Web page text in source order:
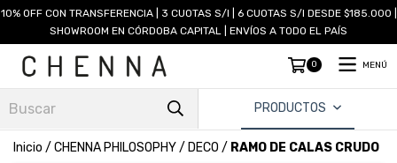
10% OFF CON TRANSFERENCIA | 3 CUOTAS S/I | 6 CUOTAS S/I DESDE $185.000 |
SHOWROOM EN CÓRDOBA CAPITAL | ENVÍOS A TODO EL PAÍS
0 MENÚ
PRODUCTOS
Inicio / CHENNA PHILOSOPHY/ DECO / RAMO DE CALAS CRUDO